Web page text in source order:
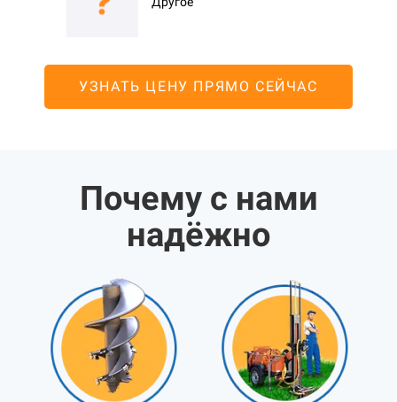
УЗНАТЬ ЦЕНУ ПРЯМО СЕЙЧАС
Почему с нами
надёжно